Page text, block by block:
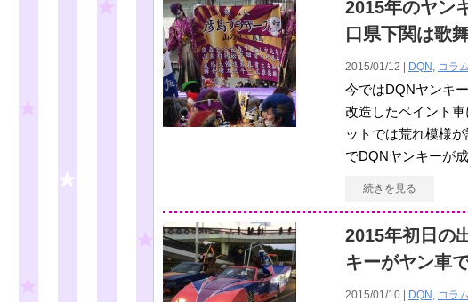
2015年のヤン
口県下関は歌
2015/01/12 | DQN , コラム
今ではDQNヤンキ
改造したペイント
ットでは荒れ模様
でDQNヤンキーが
続きを見る
2015年初日の
キーがヤン車
2015/01/10 | DQN , コラム